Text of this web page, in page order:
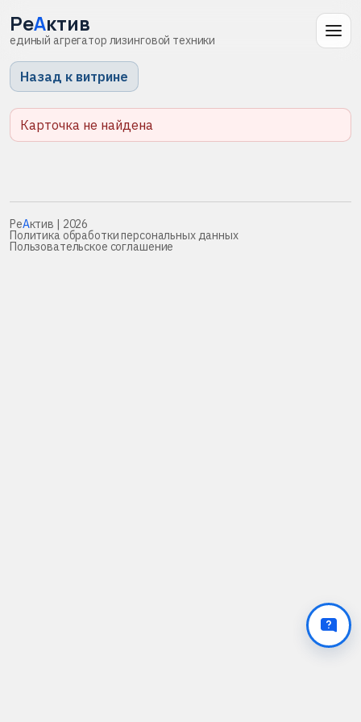
РеАктив
единый агрегатор лизинговой техники
Назад к витрине
Карточка не найдена
РеАктив | 2026
Политика обработки персональных данных
Пользовательское соглашение